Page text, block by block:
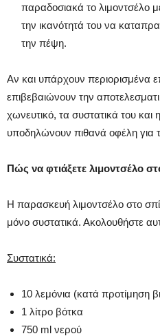
παραδοσιακά το λιμοντσέλο
την ικανότητά του να
την πέψη.
Αν και υπάρχουν περιορισμένα
επιβεβαιώνουν την
χωνευτικό, τα συστατικά του και
υποδηλώνουν πιθανά οφέλη για
Πώς να φτιάξετε λιμοντσέλο
Η παρασκευή λιμοντσέλο στο
μόνο συστατικά. Ακολουθήστε
Συστατικά:
10 λεμόνια (κατά προτίμηση
1 λίτρο βότκα
750 ml νερού